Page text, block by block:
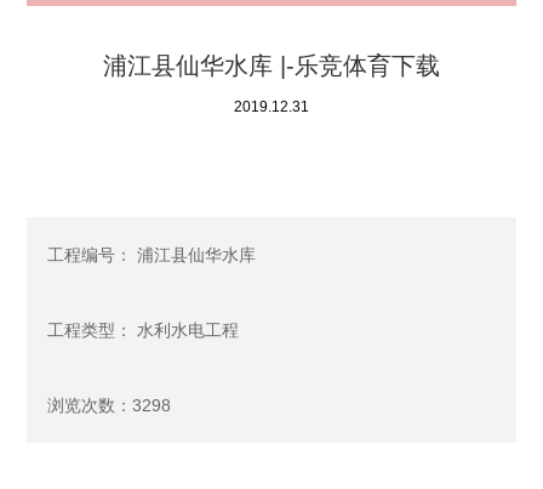
浦江县仙华水库 |-乐竞体育下载
2019.12.31
工程编号： 浦江县仙华水库
工程类型： 水利水电工程
浏览次数：3298